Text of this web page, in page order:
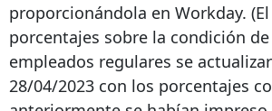
proporcionándola en Workday.
porcentajes sobre la condición
empleados regulares se
28/04/2023 con los porcentajes